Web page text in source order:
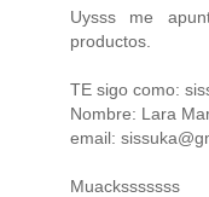
Uysss me
productos.
TE sigo como:
Nombre: Lara
email:
Muacksssssss